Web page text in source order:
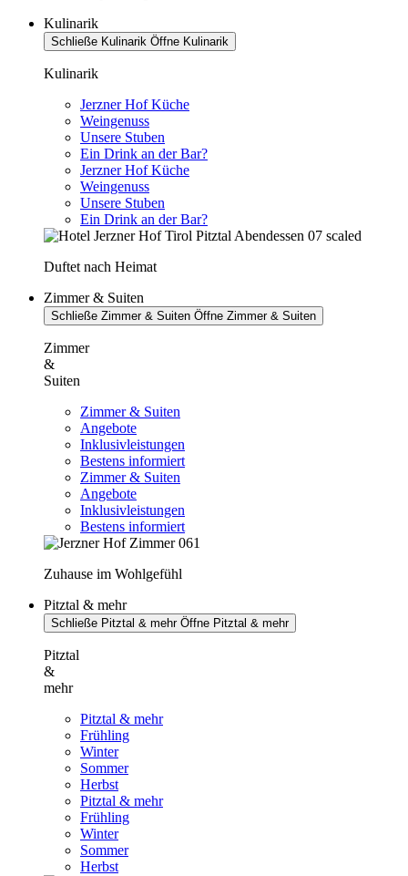
Kulinarik
Schließe Kulinarik Öffne Kulinarik
Kulinarik
Jerzner Hof Küche
Weingenuss
Unsere Stuben
Ein Drink an der Bar?
Jerzner Hof Küche
Weingenuss
Unsere Stuben
Ein Drink an der Bar?
Duftet nach Heimat
Zimmer & Suiten
Schließe Zimmer & Suiten Öffne Zimmer & Suiten
Zimmer
&
Suiten
Zimmer & Suiten
Angebote
Inklusivleistungen
Bestens informiert
Zimmer & Suiten
Angebote
Inklusivleistungen
Bestens informiert
Zuhause im Wohlgefühl
Pitztal & mehr
Schließe Pitztal & mehr Öffne Pitztal & mehr
Pitztal
&
mehr
Pitztal & mehr
Frühling
Winter
Sommer
Herbst
Pitztal & mehr
Frühling
Winter
Sommer
Herbst